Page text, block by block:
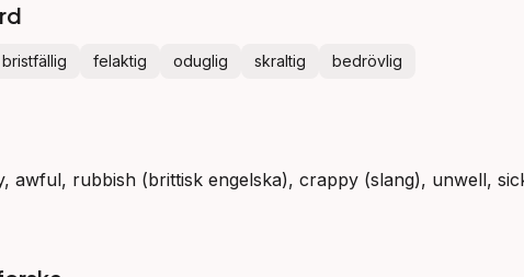
bristfällig felaktig oduglig skraltig bedrövlig
awful, rubbish (brittisk engelska), crappy (slang), unwell,